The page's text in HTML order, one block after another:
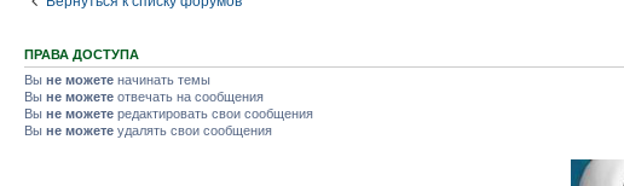
ПРАВА ДОСТУПА
Вы не можете начинать темы
Вы не можете отвечать на сообщения
Вы не можете редактировать свои сообщения
Вы не можете удалять свои сообщения